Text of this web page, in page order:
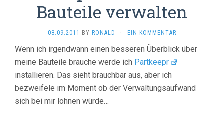
Bauteile verwalten
08.09.2011 BY RONALD · EIN KOMMENTAR
Wenn ich irgendwann einen besseren Überblick über
meine Bauteile brauche werde ich Partkeepr
installieren. Das sieht brauchbar aus, aber ich
bezweifele im Moment ob der Verwaltungsaufwand
sich bei mir lohnen würde…